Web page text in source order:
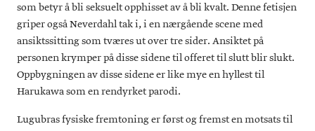
som betyr å bli seksuelt opphisset av å bli kvalt. Denne fetisjen
griper også Neverdahl tak i, i en nærgående scene med
ansiktssitting som tværes ut over tre sider. Ansiktet på
personen krymper på disse sidene til offeret til slutt blir slukt.
Oppbygningen av disse sidene er like mye en hyllest til
Harukawa som en rendyrket parodi.
Lugubras fysiske fremtoning er først og fremst en motsats til